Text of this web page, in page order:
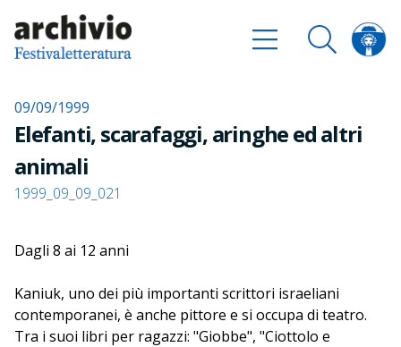
09/09/1999
Elefanti, scarafaggi, aringhe ed altri
animali
1999_09_09_021
Dagli 8 ai 12 anni
Kaniuk, uno dei più importanti scrittori israeliani
contemporanei, è anche pittore e si occupa di teatro.
Tra i suoi libri per ragazzi: "Giobbe", "Ciottolo e